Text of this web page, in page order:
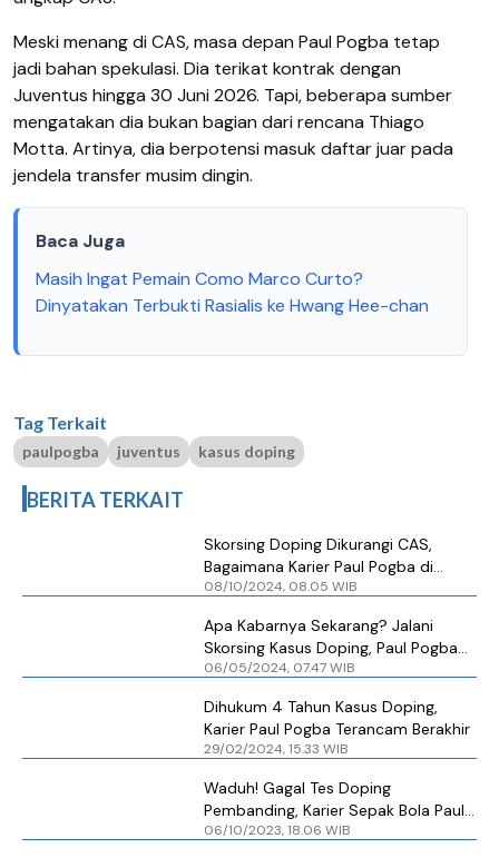
Meski menang di CAS, masa depan Paul Pogba tetap
jadi bahan spekulasi. Dia terikat kontrak dengan
Juventus hingga 30 Juni 2026. Tapi, beberapa sumber
mengatakan dia bukan bagian dari rencana Thiago
Motta. Artinya, dia berpotensi masuk daftar juar pada
jendela transfer musim dingin.
Baca Juga
Masih Ingat Pemain Como Marco Curto?
Dinyatakan Terbukti Rasialis ke Hwang Hee-chan
Tag Terkait
paulpogba juventus kasus doping
BERITA TERKAIT
Skorsing Doping Dikurangi CAS,
Bagaimana Karier Paul Pogba di
Juventus?
08/10/2024, 08.05 WIB
Apa Kabarnya Sekarang? Jalani
Skorsing Kasus Doping, Paul Pogba
Banting Stir Main Film
06/05/2024, 07.47 WIB
Dihukum 4 Tahun Kasus Doping,
Karier Paul Pogba Terancam Berakhir
29/02/2024, 15.33 WIB
Waduh! Gagal Tes Doping
Pembanding, Karier Sepak Bola Paul
Pogba Terancam
06/10/2023, 18.06 WIB